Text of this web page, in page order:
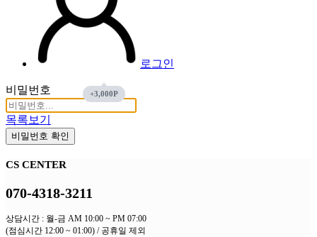
로그인
비밀번호
목록보기
비밀번호 확인
CS CENTER
070-4318-3211
상담시간 : 월-금 AM 10:00 ~ PM 07:00
(점심시간 12:00 ~ 01:00) / 공휴일 제외